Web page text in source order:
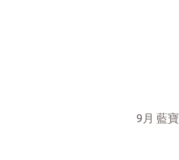
9月 藍